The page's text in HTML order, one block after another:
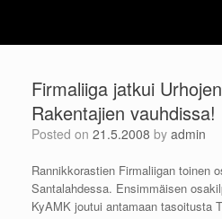
content
Firmaliiga jatkui
Rakentajien vauhdissa!
Posted on 21.5.2008 by admin
Rannikkorastien Firmaliigan toinen
Santalahdessa. Ensimmäisen
KyAMK joutui antamaan tasoitusta